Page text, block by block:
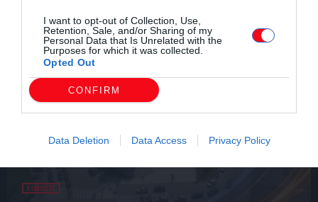
I want to opt-out of Collection, Use,
Retention, Sale, and/or Sharing of my
Personal Data that Is Unrelated with the
Purposes for which it was collected.
Opted Out
CONFIRM
Data Deletion Data Access Privacy Policy
ΕΙΔΗΣΕΙΣ